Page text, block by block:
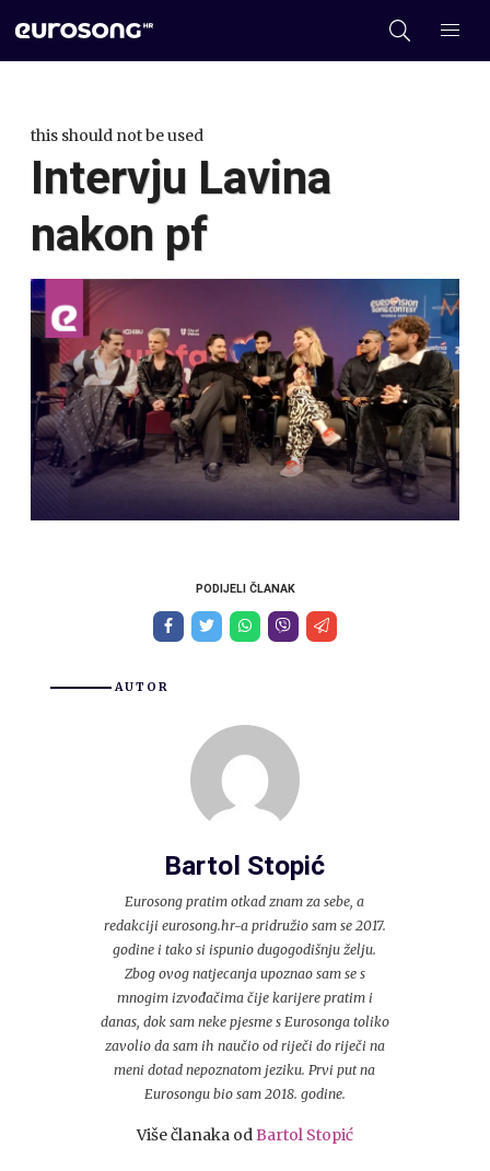
this should not be used
Intervju Lavina
nakon pf
PODIJELI ČLANAK
AUTOR
Bartol Stopić
Eurosong pratim otkad znam za sebe, a
redakciji eurosong.hr-a pridružio sam se 2017.
godine i tako si ispunio dugogodišnju želju.
Zbog ovog natjecanja upoznao sam se s
mnogim izvođačima čije karijere pratim i
danas, dok sam neke pjesme s Eurosonga toliko
zavolio da sam ih naučio od riječi do riječi na
meni dotad nepoznatom jeziku. Prvi put na
Eurosongu bio sam 2018. godine.
Više članaka od Bartol Stopić